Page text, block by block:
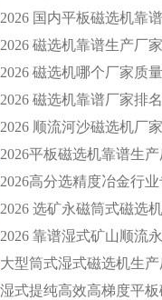
2026 磁选机哪个厂家质